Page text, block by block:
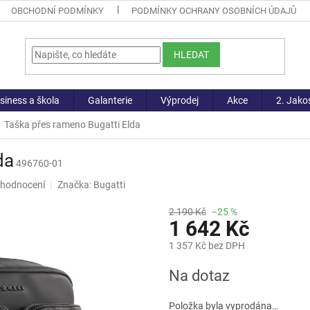
OBCHODNÍ PODMÍNKY PODMÍNKY OCHRANY OSOBNÍCH ÚDAJŮ
HLEDAT
a škola Galanterie Výprodej Akce 2.
Taška přes rameno Bugatti Elda
496760-01
Značka: Bugatti
2 190 Kč –25 %
1 642 Kč
1 357 Kč bez DPH
cena:
Na dotaz
Položka byla vyprodána…